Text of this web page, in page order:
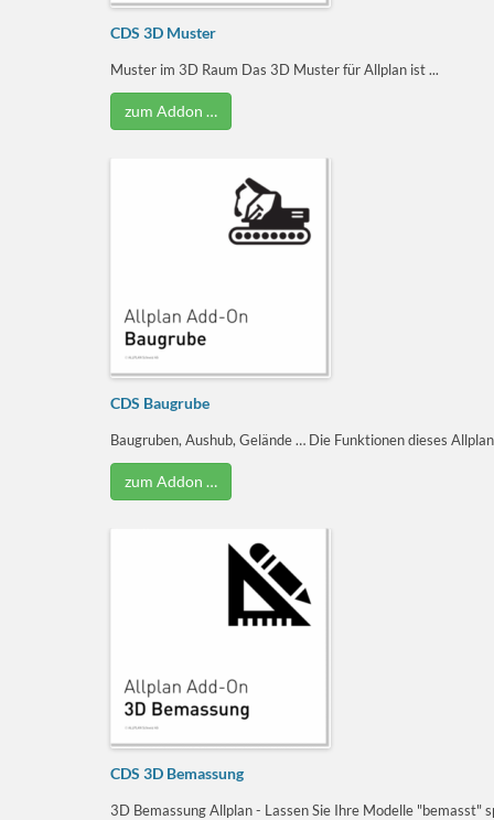
CDS 3D Muster
Muster im 3D Raum Das 3D Muster für Allplan ist ...
zum Addon …
CDS Baugrube
Baugruben, Aushub, Gelände … Die Funktionen dieses
zum Addon …
CDS 3D Bemassung
3D Bemassung Allplan - Lassen Sie Ihre Modelle "bemasst"